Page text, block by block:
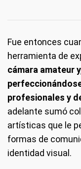
Fue entonces
herramienta de
cámara amateur
profesionales y
adelante sumó
artísticas que le
formas de
identidad visual.